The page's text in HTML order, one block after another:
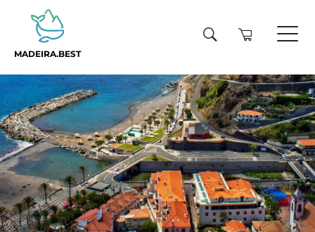
MADEIRA.BEST